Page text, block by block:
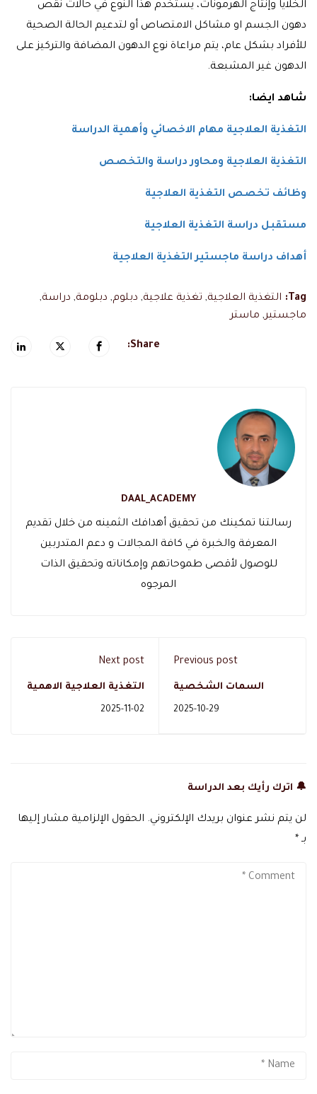
الخلايا وإنتاج الهرمونات، يستخدم هذا النوع في حالات نقص
دهون الجسم او مشاكل الامتصاص أو لتدعيم الحالة الصحية
للأفراد بشكل عام، يتم مراعاة نوع الدهون المضافة والتركيز على
الدهون غير المشبعة.
شاهد ايضا:
التغذية العلاجية مهام الاخصائي وأهمية الدراسة
التغذية العلاجية ومحاور دراسة والتخصص
وظائف تخصص التغذية العلاجية
مستقبل دراسة التغذية العلاجية
أهداف دراسة ماجستير التغذية العلاجية
Tag: التغذية العلاجية, تغذية علاجية, دبلوم, دبلومة, دراسة,
ماجستير, ماستر
Share:
DAAL_ACADEMY
رسالتنا تمكينك من تحقيق أهدافك الثمينه من خلال تقديم
المعرفة والخبرة في كافة المجالات و دعم المتدربين
للوصول لأقصى طموحاتهم وإمكاناته وتحقيق الذات
المرجوه
Previous post
السمات الشخصية
2025-10-29
Next post
التغذية العلاجية الاهمية
2025-11-02
🔔 اترك رأيك بعد الدراسة
لن يتم نشر عنوان بريدك الإلكتروني. الحقول الإلزامية مشار إليها
بـ *